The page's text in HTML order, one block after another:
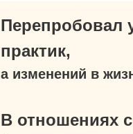
Перепробовал
практик,
а изменений в
В отношениях